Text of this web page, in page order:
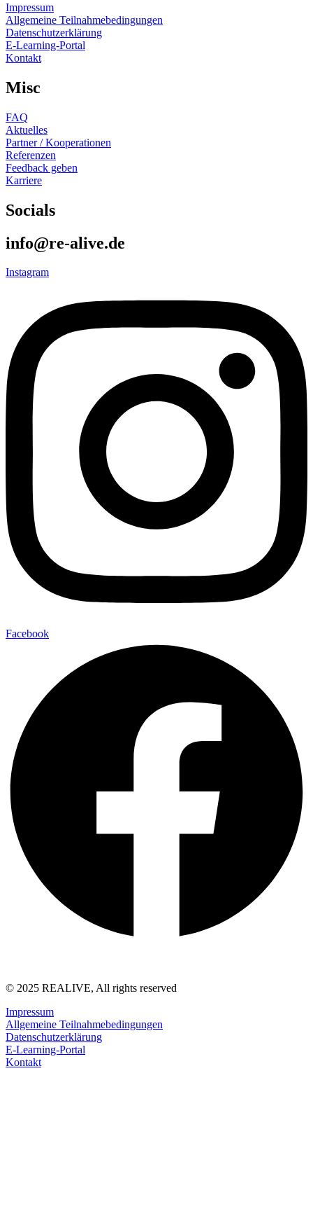
Impressum
Allgemeine Teilnahmebedingungen
Datenschutzerklärung
E-Learning-Portal
Kontakt
Misc
FAQ
Aktuelles
Partner / Kooperationen
Referenzen
Feedback geben
Karriere
Socials
info@re-alive.de
Instagram
Facebook
© 2025 REALIVE, All rights reserved
Impressum
Allgemeine Teilnahmebedingungen
Datenschutzerklärung
E-Learning-Portal
Kontakt